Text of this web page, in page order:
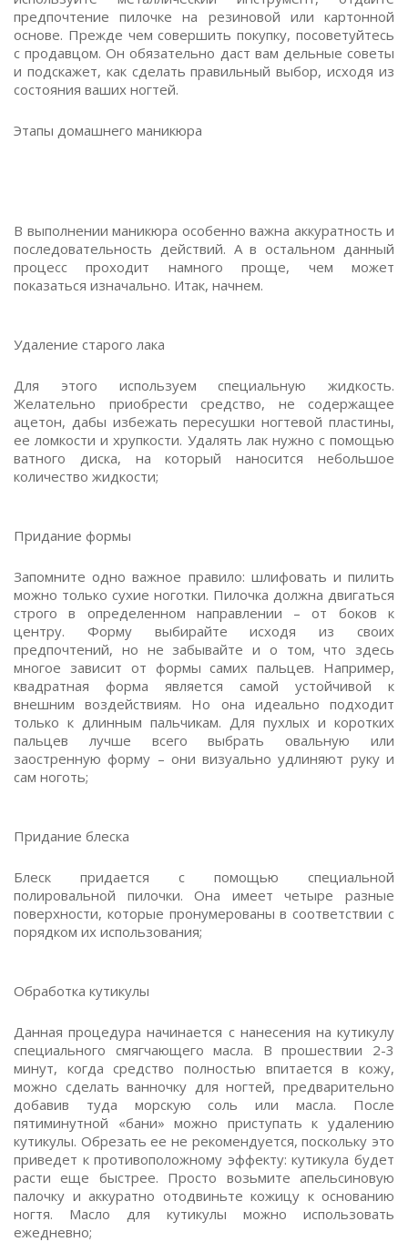
предпочтение пилочке на резиновой или картонной
основе. Прежде чем совершить покупку, посоветуйтесь
с продавцом. Он обязательно даст вам дельные советы
и подскажет, как сделать правильный выбор, исходя из
состояния ваших ногтей.
Этапы домашнего маникюра
В выполнении маникюра особенно важна аккуратность и
последовательность действий. А в остальном данный
процесс проходит намного проще, чем может
показаться изначально. Итак, начнем.
Удаление старого лака
Для этого используем специальную жидкость.
Желательно приобрести средство, не содержащее
ацетон, дабы избежать пересушки ногтевой пластины,
ее ломкости и хрупкости. Удалять лак нужно с помощью
ватного диска, на который наносится небольшое
количество жидкости;
Придание формы
Запомните одно важное правило: шлифовать и пилить
можно только сухие ноготки. Пилочка должна двигаться
строго в определенном направлении – от боков к
центру. Форму выбирайте исходя из своих
предпочтений, но не забывайте и о том, что здесь
многое зависит от формы самих пальцев. Например,
квадратная форма является самой устойчивой к
внешним воздействиям. Но она идеально подходит
только к длинным пальчикам. Для пухлых и коротких
пальцев лучше всего выбрать овальную или
заостренную форму – они визуально удлиняют руку и
сам ноготь;
Придание блеска
Блеск придается с помощью специальной
полировальной пилочки. Она имеет четыре разные
поверхности, которые пронумерованы в соответствии с
порядком их использования;
Обработка кутикулы
Данная процедура начинается с нанесения на кутикулу
специального смягчающего масла. В прошествии 2-3
минут, когда средство полностью впитается в кожу,
можно сделать ванночку для ногтей, предварительно
добавив туда морскую соль или масла. После
пятиминутной «бани» можно приступать к удалению
кутикулы. Обрезать ее не рекомендуется, поскольку это
приведет к противоположному эффекту: кутикула будет
расти еще быстрее. Просто возьмите апельсиновую
палочку и аккуратно отодвиньте кожицу к основанию
ногтя. Масло для кутикулы можно использовать
ежедневно;